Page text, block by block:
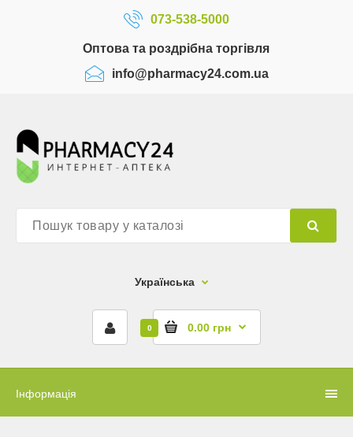
073-538-5000
Оптова та роздрібна торгівля
info@pharmacy24.com.ua
Українська
0 0.00 грн
Інформація